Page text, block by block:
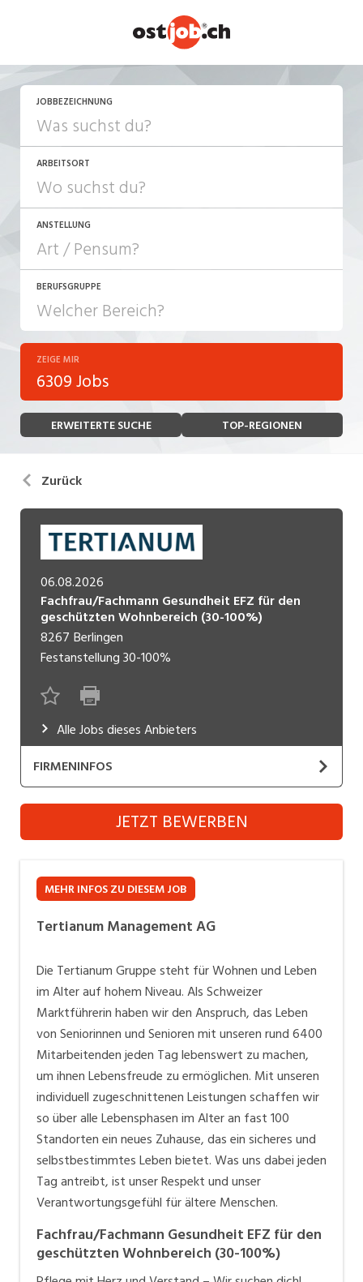
JOBBEZEICHNUNG
ARBEITSORT
ANSTELLUNG
JOB-TYP
Festanstellung
Temporär (befristet)
Freelance
Praktikum
Lehrstelle
Ferienjob
POSITION
Führungsposition
BERUFSGRUPPE
Bank, Versicherung
Bau, Handwerk, Elektro
Bildung, Kunst, Design, Soziale Berufe, Sport
Einkauf, Logistik, Transport, Verkehr
Engineering, Technik, Architektur
Finanzen, Controlling, Treuhand, Recht
Gartenbau, Landwirtschaft, Forstwirtschaft
Gastronomie, Hotellerie, Tourismus,
Immobilien, Facility Management, Reinigung
Industrie, Maschinenbau, Anlagenbau,
Produktion
Kaufm. Berufe, Kundendienst, Verwaltung
Marketing, Kommunikation, Medien, Druck
Mechanik, Elektronik, Optik, Textil (Fertigung)
Medizin, Gesundheitswesen, Pflege
Verkauf, Handel, Kundenberatung,
Aussendienst
Sicherheit, Rettung, Polizei, Zoll
ZEIGE MIR
6309 Jobs
ERWEITERTE SUCHE TOP-REGIONEN
Zurück
06.08.2026
Fachfrau/Fachmann Gesundheit EFZ für den
geschützten Wohnbereich (30-100%)
8267 Berlingen
Festanstellung30-100%
Alle Jobs dieses Anbieters
FIRMENINFOS
Tertianum Management AG
Website
Unsere Vision
Wir bereichern das Leben der Menschen, indem wir
Lebensqualität aus Leidenschaft bieten.
Arbeiten bei Tertianum: Mehr als ein Job
Wo Lebensfreude zum Beruf wird
Willkommen bei Tertianum Wir bieten dir spannende
Perspektiven in den verschiedensten Berufsgruppen.
Bei uns findest du sinnstiftende Tätigkeiten,
umfangreiche Weiterbildungsmöglichkeiten und ein
Team, dass sich durch Fürsorglichkeit und Respekt
auszeichnet.
Berufslehre bei Tertianum
Entdecke deinen Traumjob bei Tertianum: Über 200
Lehrstellen in 16 verschiedenen Berufen in der ganzen
Berufsbildnerinnen und Berufsbildner begleiten dich
während deiner Ausbildung und stellen sicher, dass
JETZT BEWERBEN
MEHR INFOS ZU DIESEM JOB
Tertianum Management AG
Die Tertianum Gruppe steht für Wohnen und Leben
im Alter auf hohem Niveau. Als Schweizer
Marktführerin haben wir den Anspruch, das Leben
von Seniorinnen und Senioren mit unseren rund 6400
Mitarbeitenden jeden Tag lebenswert zu machen,
um ihnen Lebensfreude zu ermöglichen. Mit unseren
individuell zugeschnittenen Leistungen schaffen wir
so über alle Lebensphasen im Alter an fast 100
Standorten ein neues Zuhause, das ein sicheres und
selbstbestimmtes Leben bietet. Was uns dabei jeden
Tag antreibt, ist unser Respekt und unser
Verantwortungsgefühl für ältere Menschen.
Fachfrau/Fachmann Gesundheit EFZ für den
geschützten Wohnbereich (30-100%)